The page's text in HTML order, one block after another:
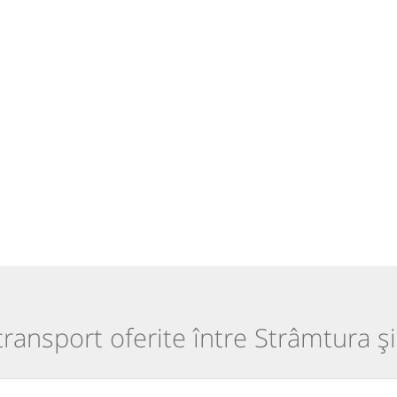
oferite între Strâmtura